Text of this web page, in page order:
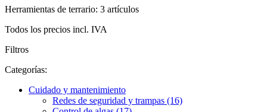
Herramientas de terrario: 3 artículos
Todos los precios incl. IVA
Filtros
Categorías:
Cuidado y mantenimiento
Redes de seguridad y trampas (16)